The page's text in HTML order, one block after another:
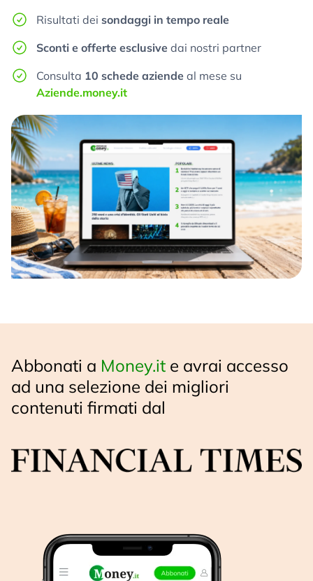
Risultati dei sondaggi in tempo reale
Sconti e offerte esclusive dai nostri partner
Consulta 10 schede aziende al mese su
Aziende.money.it
Abbonati a Money.it e avrai accesso
ad una selezione dei migliori
contenuti firmati dal